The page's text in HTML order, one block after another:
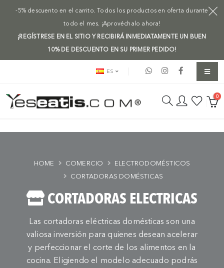
-5% descuento en el carrito. Todos los productos en oferta durante
todo el mes. ¡Aprovéchalo ahora!
¡REGÍSTRESE EN EL SITIO Y RECIBIRÁ INMEDIATAMENTE UN BUEN
10% DE DESCUENTO EN SU PRIMER PEDIDO!
ES
0
CORTADORAS ELECTRICAS
Las cortadoras eléctricas domésticas son una
valiosa inversión para quienes desean acelerar
y perfeccionar el corte de los alimentos en la
cocina. Eligiendo el modelo adecuado podrás
HOME COMERCIO
ELECTRODOMÉSTICOS
CORTADORAS DOMÉSTICAS